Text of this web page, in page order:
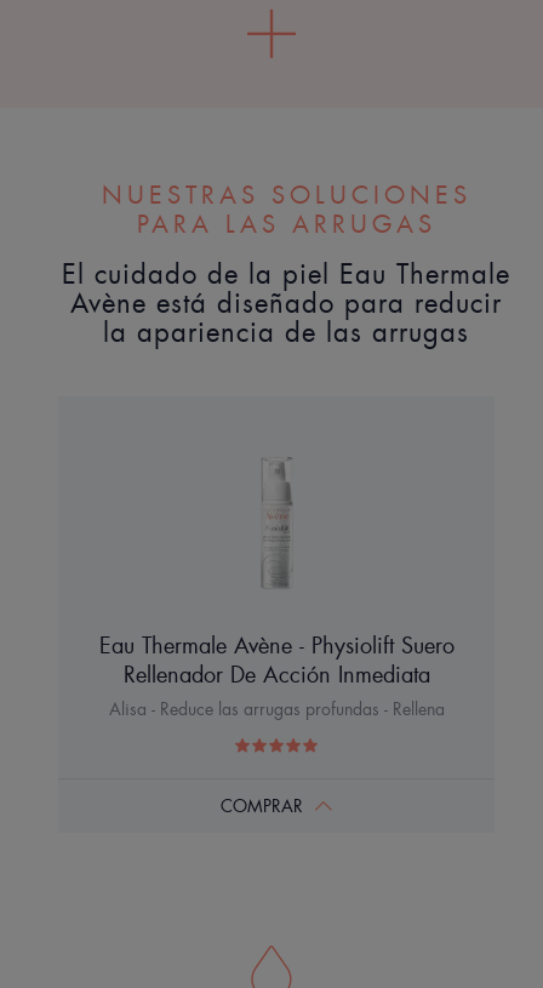
NUESTRAS SOLUCIONES
PARA LAS ARRUGAS
El cuidado de la piel Eau Thermale
Avène está diseñado para reducir
la apariencia de las arrugas
Eau Thermale Avène - Physiolift Suero
Rellenador De Acción Inmediata
Alisa - Reduce las arrugas profundas - Rellena
COMPRAR